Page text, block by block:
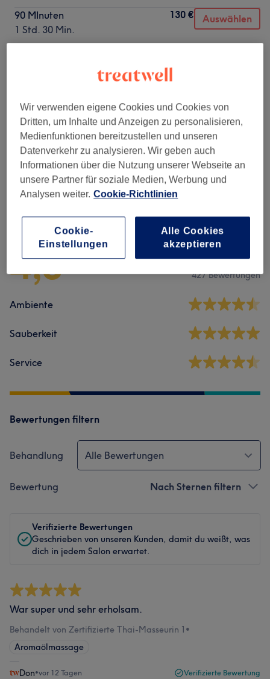
90 MInuten
1 Std. 30 Min.
130 € Auswählen
Nicht gefunden wonach du gesucht hast?
Alle Services
Massagen (9) ab 40 €
4,8 427 Bewertungen
Ambiente
Sauberkeit
Service
Bewertungen filtern
Behandlung Alle Bewertungen
Bewertung Nach Sternen filtern
Verifizierte Bewertungen
Geschrieben von unseren Kunden, damit du weißt, was
dich in jedem Salon erwartet.
War super und sehr erholsam.
Behandelt von Zertifizierte Thai-Masseurin 1 •
Aromaölmassage
Don•vor 12 Tagen Verifizierte Bewertung
Wir verwenden eigene Cookies und Cookies von
Dritten, um Inhalte und Anzeigen zu personalisieren,
Medienfunktionen bereitzustellen und unseren
Datenverkehr zu analysieren. Wir geben auch
Informationen über die Nutzung unserer Webseite an
unsere Partner für soziale Medien, Werbung und
Analysen weiter. Cookie-Richtlinien
Cookie-
Einstellungen
Alle Cookies
akzeptieren